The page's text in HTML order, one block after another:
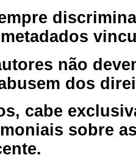
não
dos
cabe
sobre